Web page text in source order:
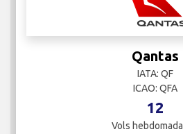
Qantas
IATA: QF
ICAO: QFA
12
Vols